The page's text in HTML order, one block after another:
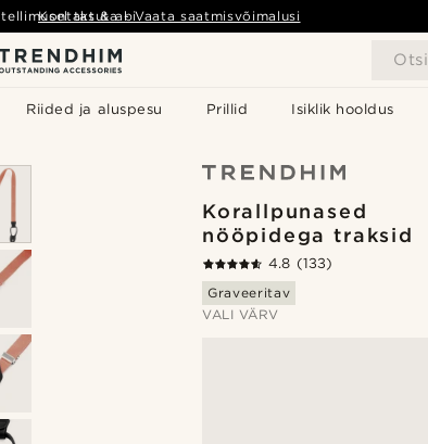
Otsi
Riided ja aluspesu Prillid Isiklik hooldus
tellimusel tasuta- Vaata saatmisvõimalusi
Kontakt & abi
Korallpunased
nööpidega traksid
4.8 (133)
Graveeritav
VALI VÄRV